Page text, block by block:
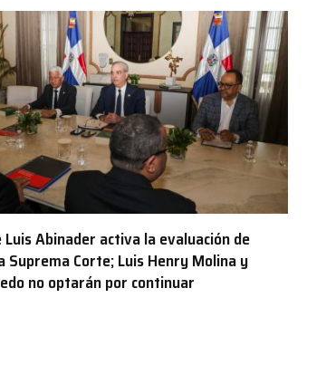
Abinader activa la evaluación de
Suprema Corte; Luis Henry Molina y
no optarán por continuar